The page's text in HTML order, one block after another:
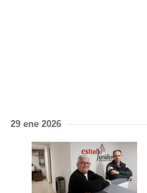
29 ene 2026